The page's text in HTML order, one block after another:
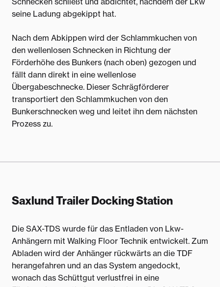
seine Ladung abgekippt hat.
Nach dem Abkippen wird der Schlammkuchen von
den wellenlosen Schnecken in Richtung der
Förderhöhe des Bunkers (nach oben) gezogen und
fällt dann direkt in eine wellenlose
Übergabeschnecke. Dieser Schrägförderer
transportiert den Schlammkuchen von den
Bunkerschnecken weg und leitet ihn dem nächsten
Prozess zu.
Saxlund Trailer Docking Station
Die SAX-TDS wurde für das Entladen von Lkw-
Anhängern mit Walking Floor Technik entwickelt. Zum
Abladen wird der Anhänger rückwärts an die TDF
herangefahren und an das System angedockt,
wonach das Schüttgut verlustfrei in eine